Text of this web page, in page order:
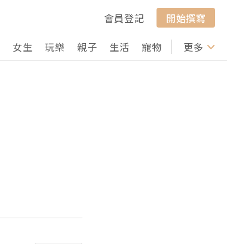
會員登記
開始撰寫
女生 玩樂 親子 生活 寵物 行山 打卡
更多